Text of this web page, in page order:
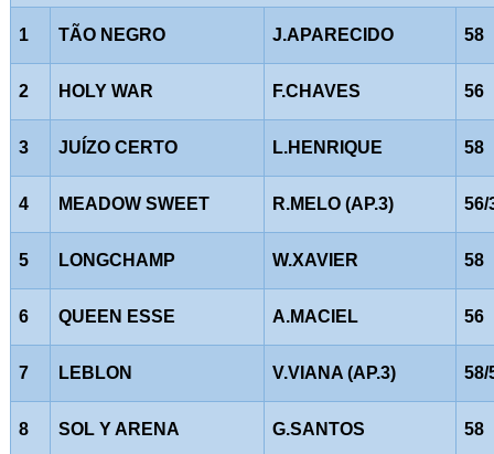
1 TÃO NEGRO J.APARECIDO 58
2 HOLY WAR F.CHAVES 56
3 JUÍZO CERTO L.HENRIQUE 58
4 MEADOW SWEET R.MELO (AP.3) 56/
5 LONGCHAMP W.XAVIER 58
6 QUEEN ESSE A.MACIEL 56
7 LEBLON V.VIANA (AP.3) 58/
8 SOL Y ARENA G.SANTOS 58